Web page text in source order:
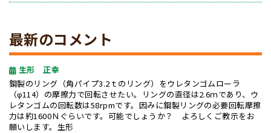
最新のコメント
生形 正幸
鋼製のリング（角パイプ3.2ｔのリング）をウレタンゴムローラ
（φ114）の摩擦力で回転させたい。リングの直径は2.6ｍであり、ウ
レタンゴムの回転数は58rpmです。因みに鋼製リングの必要回転摩擦
力は約1600Ｎぐらいです。可能でしょうか？ よろしくご教示をお
願いします。生形